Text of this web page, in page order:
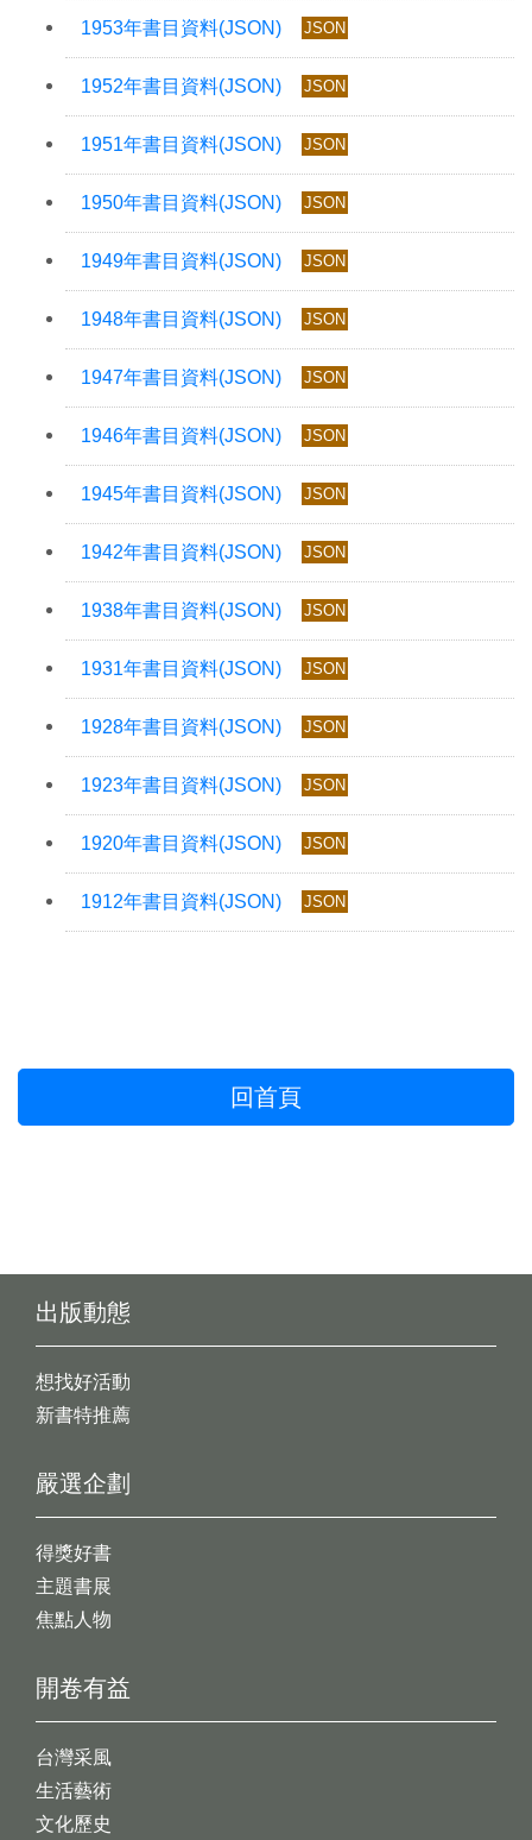
JSON
JSON
JSON
JSON
JSON
JSON
JSON
JSON
JSON
JSON
JSON
JSON
JSON
JSON
JSON
JSON
回首頁
出版動態
想找好活動
新書特推薦
開卷有益
台灣采風
生活藝術
文化歷史
嚴選企劃
得獎好書
主題書展
焦點人物